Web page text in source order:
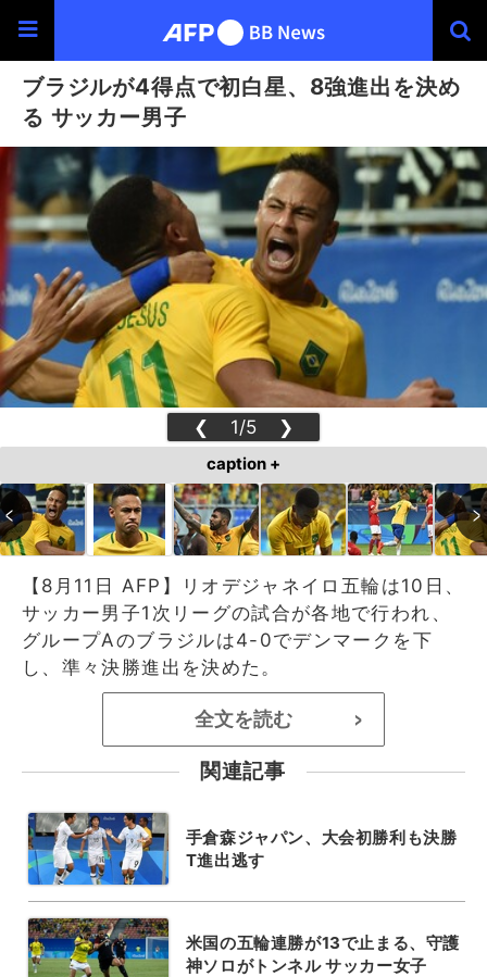
ブラジルが4得点で初白星、8強進出を決め
る サッカー男子
❮ 1/5 ❯
caption +
【8月11日 AFP】リオデジャネイロ五輪は10日、
サッカー男子1次リーグの試合が各地で行われ、
グループAのブラジルは4-0でデンマークを下
し、準々決勝進出を決めた。
全文を読む >
関連記事
手倉森ジャパン、大会初勝利も決勝
T進出逃す
米国の五輪連勝が13で止まる、守護
神ソロがトンネル サッカー女子